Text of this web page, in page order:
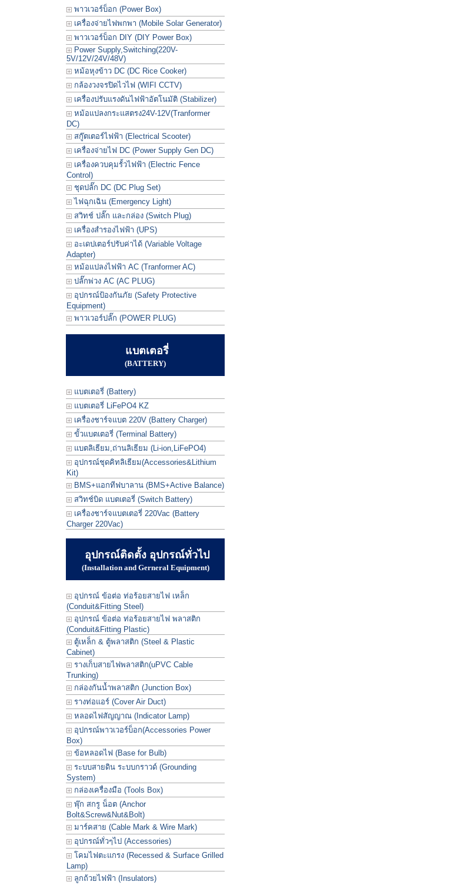
พาวเวอร์บ็อก (Power Box)
เครื่องจ่ายไฟพกพา (Mobile Solar Generator)
พาวเวอร์บ็อก DIY (DIY Power Box)
Power Supply,Switching(220V-
5V/12V/24V/48V)
หม้อหุงข้าว DC (DC Rice Cooker)
กล้องวงจรปิดไวไฟ (WIFI CCTV)
เครื่องปรับแรงดันไฟฟ้าอัตโนมัติ (Stabilizer)
หม้อแปลงกระแสตรง24V-12V(Tranformer
DC)
สกู๊ตเตอร์ไฟฟ้า (Electrical Scooter)
เครื่องจ่ายไฟ DC (Power Supply Gen DC)
เครื่องควบคุมรั้วไฟฟ้า (Electric Fence
Control)
ชุดปลั๊ก DC (DC Plug Set)
ไฟฉุกเฉิน (Emergency Light)
สวิทช์ ปลั๊ก และกล่อง (Switch Plug)
เครื่องสำรองไฟฟ้า (UPS)
อะเดปเตอร์ปรับค่าได้ (Variable Voltage
Adapter)
หม้อแปลงไฟฟ้า AC (Tranformer AC)
ปลั๊กพ่วง AC (AC PLUG)
อุปกรณ์ป้องกันภัย (Safety Protective
Equipment)
พาวเวอร์ปลั๊ก (POWER PLUG)
แบตเตอรี่
(BATTERY)
แบตเตอรี่ (Battery)
แบตเตอรี่ LiFePO4 KZ
เครื่องชาร์จแบต 220V (Battery Charger)
ขั้วแบตเตอรี่ (Terminal Battery)
แบตลิเธียม,ถ่านลิเธียม (Li-ion,LiFePO4)
อุปกรณ์ชุดคิทลิเธียม(Accessories&Lithium
Kit)
BMS+แอกทีฟบาลาน (BMS+Active Balance)
สวิทช์บิด แบตเตอรี่ (Switch Battery)
เครื่องชาร์จแบตเตอรี่ 220Vac (Battery
Charger 220Vac)
อุปกรณ์ติดตั้ง อุปกรณ์ทั่วไป
(Installation and Gerneral Equipment)
อุปกรณ์ ข้อต่อ ท่อร้อยสายไฟ เหล็ก
(Conduit&Fitting Steel)
อุปกรณ์ ข้อต่อ ท่อร้อยสายไฟ พลาสติก
(Conduit&Fitting Plastic)
ตู้เหล็ก & ตู้พลาสติก (Steel & Plastic
Cabinet)
รางเก็บสายไฟพลาสติก(uPVC Cable
Trunking)
กล่องกันน้ำพลาสติก (Junction Box)
รางท่อแอร์ (Cover Air Duct)
หลอดไฟสัญญาณ (Indicator Lamp)
อุปกรณ์พาวเวอร์บ็อก(Accessories Power
Box)
ข้อหลอดไฟ (Base for Bulb)
ระบบสายดิน ระบบกราวด์ (Grounding
System)
กล่องเครื่องมือ (Tools Box)
พุ๊ก สกรู น็อต (Anchor
Bolt&Screw&Nut&Bolt)
มาร์คสาย (Cable Mark & Wire Mark)
อุปกรณ์ทั่วๆไป (Accessories)
โคมไฟตะแกรง (Recessed & Surface Grilled
Lamp)
ลูกถ้วยไฟฟ้า (Insulators)